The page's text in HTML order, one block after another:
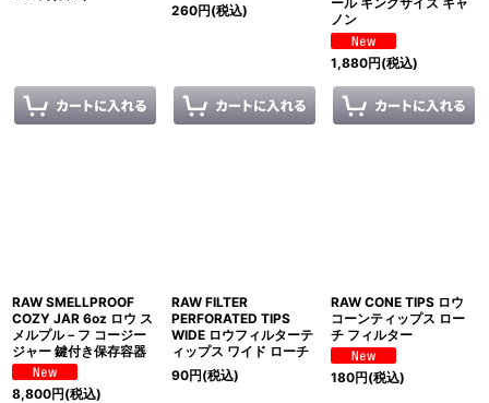
260円(税込)
ノン
1,880円(税込)
RAW SMELLPROOF
COZY JAR 6oz ロウ ス
メルプル－フ コージー
ジャー 鍵付き保存容器
8,800円(税込)
RAW FILTER
PERFORATED TIPS
WIDE ロウフィルターテ
ィップス ワイド ローチ
90円(税込)
RAW CONE TIPS ロウ
コーンティップス ロー
チ フィルター
180円(税込)